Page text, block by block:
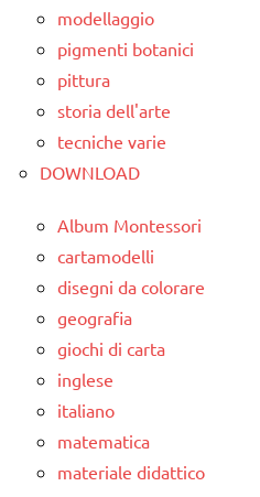
3 ai
6
anni
GUIDA
DIDATTICA
MONTESSORI
TUTTI GLI
TUTTI GLI
ARTICOLI
vestirsi
e
svestirsi
VITA
modellaggio
pigmenti botanici
pittura
storia dell'arte
tecniche varie
DOWNLOAD
Album Montessori
cartamodelli
disegni da colorare
geografia
giochi di carta
inglese
italiano
matematica
materiale didattico